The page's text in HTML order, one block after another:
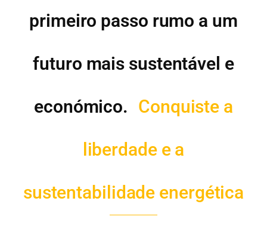
primeiro passo rumo a um
futuro mais sustentável e
económico. Conquiste a
liberdade e a
sustentabilidade energética